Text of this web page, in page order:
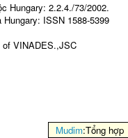
Hungary: 2.2.4./73/2002.
ISSN 1588-5399
of VINADES.,JSC
Mudim:Tổng hợp